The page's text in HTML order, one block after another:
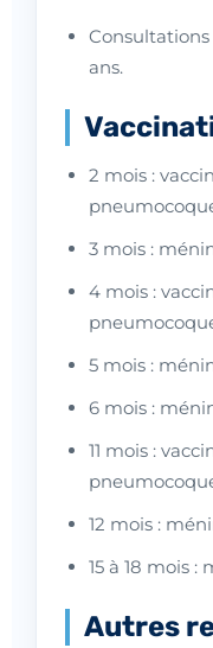
Consultations
ans.
2 mois :
3 mois :
4 mois :
5 mois :
6 mois :
11 mois :
12 mois :
15 à 18 mois
Autres